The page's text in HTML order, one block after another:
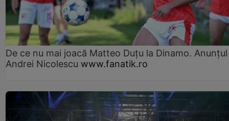
De ce nu mai joacă Matteo Duțu la Dinamo. Anunțul
Andrei Nicolescu www.fanatik.ro